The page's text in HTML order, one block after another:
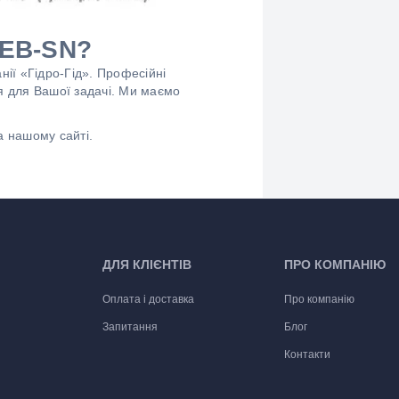
SN?
«Гідро-Гід». Професійні
для Вашої задачі. Ми маємо
сайті.
ДЛЯ КЛІЄНТІВ
Оплата і доставка
Запитання
ПРО КОМПАНІЮ
Про компанію
Блог
Контакти